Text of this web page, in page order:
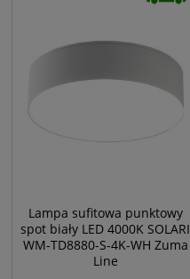
Lampa sufitowa punktowy
spot biały LED 4000K SOLARI
WM-TD8880-S-4K-WH Zuma
Line